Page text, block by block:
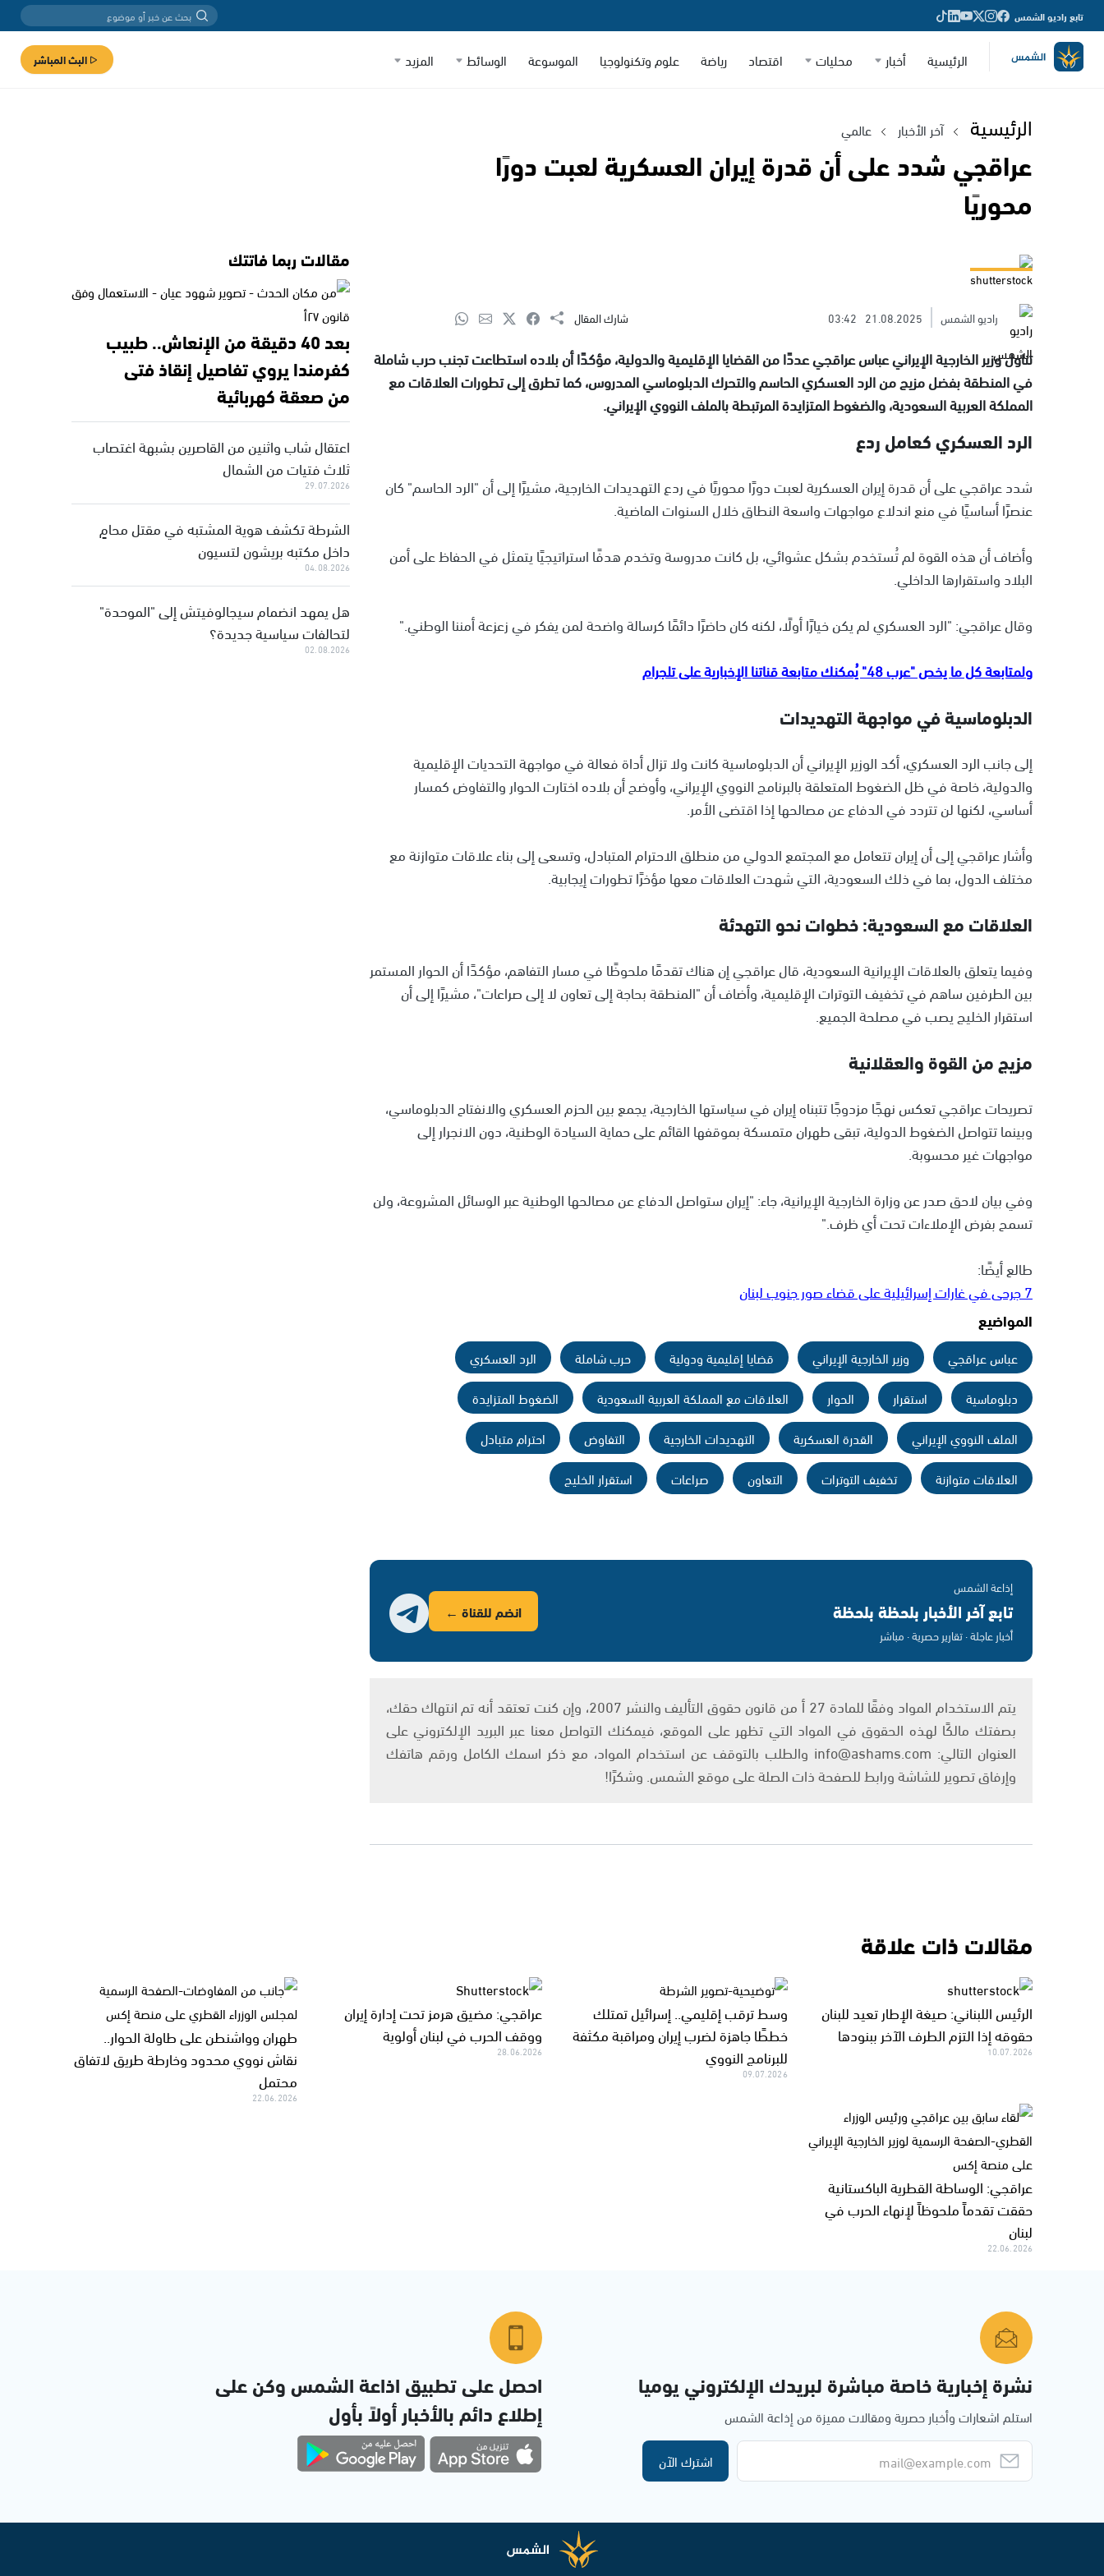
تابع راديو الشمس
الرئيسية أخبار محليات اقتصاد رياضة علوم وتكنولوجيا الموسوعة الوسائط المزيد البث المباشر
الرئيسية آخر الأخبار عالمي
عراقجي شدد على أن قدرة إيران العسكرية لعبت دورًا
محوريًا
shutterstock
راديو الشمس
21.08.2025
03:42 شارك المقال
تناول وزير الخارجية الإيراني عباس عراقجي عددًا من القضايا الإقليمية والدولية، مؤكدًا أن بلاده استطاعت تجنب حرب شاملة
في المنطقة بفضل مزيج من الرد العسكري الحاسم والتحرك الدبلوماسي المدروس، كما تطرق إلى تطورات العلاقات مع
المملكة العربية السعودية، والضغوط المتزايدة المرتبطة بالملف النووي الإيراني.
الرد العسكري كعامل ردع
شدد عراقجي على أن قدرة إيران العسكرية لعبت دورًا محوريًا في ردع التهديدات الخارجية، مشيرًا إلى أن "الرد الحاسم" كان
عنصرًا أساسيًا في منع اندلاع مواجهات واسعة النطاق خلال السنوات الماضية.
وأضاف أن هذه القوة لم تُستخدم بشكل عشوائي، بل كانت مدروسة وتخدم هدفًا استراتيجيًا يتمثل في الحفاظ على أمن
البلاد واستقرارها الداخلي.
وقال عراقجي: "الرد العسكري لم يكن خيارًا أولًا، لكنه كان حاضرًا دائمًا كرسالة واضحة لمن يفكر في زعزعة أمننا الوطني."
ولمتابعة كل ما يخص "عرب 48" يُمكنك متابعة قناتنا الإخبارية على تلجرام
الدبلوماسية في مواجهة التهديدات
إلى جانب الرد العسكري، أكد الوزير الإيراني أن الدبلوماسية كانت ولا تزال أداة فعالة في مواجهة التحديات الإقليمية
والدولية، خاصة في ظل الضغوط المتعلقة بالبرنامج النووي الإيراني، وأوضح أن بلاده اختارت الحوار والتفاوض كمسار
أساسي، لكنها لن تتردد في الدفاع عن مصالحها إذا اقتضى الأمر.
وأشار عراقجي إلى أن إيران تتعامل مع المجتمع الدولي من منطلق الاحترام المتبادل، وتسعى إلى بناء علاقات متوازنة مع
مختلف الدول، بما في ذلك السعودية، التي شهدت العلاقات معها مؤخرًا تطورات إيجابية.
العلاقات مع السعودية: خطوات نحو التهدئة
وفيما يتعلق بالعلاقات الإيرانية السعودية، قال عراقجي إن هناك تقدمًا ملحوظًا في مسار التفاهم، مؤكدًا أن الحوار المستمر
بين الطرفين ساهم في تخفيف التوترات الإقليمية، وأضاف أن "المنطقة بحاجة إلى تعاون لا إلى صراعات"، مشيرًا إلى أن
استقرار الخليج يصب في مصلحة الجميع.
مزيج من القوة والعقلانية
تصريحات عراقجي تعكس نهجًا مزدوجًا تتبناه إيران في سياستها الخارجية، يجمع بين الحزم العسكري والانفتاح الدبلوماسي،
وبينما تتواصل الضغوط الدولية، تبقى طهران متمسكة بموقفها القائم على حماية السيادة الوطنية، دون الانجرار إلى
مواجهات غير محسوبة.
وفي بيان لاحق صدر عن وزارة الخارجية الإيرانية، جاء: "إيران ستواصل الدفاع عن مصالحها الوطنية عبر الوسائل المشروعة، ولن
تسمح بفرض الإملاءات تحت أي ظرف."
طالع أيضًا:
7 جرحى في غارات إسرائيلية على قضاء صور جنوب لبنان
المواضيع
عباس عراقجي وزير الخارجية الإيراني قضايا إقليمية ودولية حرب شاملة
الرد العسكري
دبلوماسية
استقرار الحوار العلاقات مع المملكة العربية السعودية
الضغوط المتزايدة
الملف النووي الإيراني
القدرة العسكرية التهديدات الخارجية التفاوض
احترام متبادل
العلاقات متوازنة
تخفيف التوترات التعاون صراعات استقرار الخليج
إذاعة الشمس
تابع آخر الأخبار بلحظة بلحظة
أخبار عاجلة · تقارير حصرية · مباشر
انضم للقناة ←
يتم الاستخدام المواد وفقًا للمادة 27 أ من قانون حقوق التأليف والنشر 2007، وإن كنت تعتقد أنه تم انتهاك حقك،
بصفتك مالكًا لهذه الحقوق في المواد التي تظهر على الموقع، فيمكنك التواصل معنا عبر البريد الإلكتروني على
العنوان التالي: info@ashams.com والطلب بالتوقف عن استخدام المواد، مع ذكر اسمك الكامل ورقم هاتفك
وإرفاق تصوير للشاشة ورابط للصفحة ذات الصلة على موقع الشمس. وشكرًا!
مقالات ربما فاتتك
بعد 40 دقيقة من الإنعاش.. طبيب
كفرمندا يروي تفاصيل إنقاذ فتى
من صعقة كهربائية
اعتقال شاب واثنين من القاصرين بشبهة اغتصاب
ثلاث فتيات من الشمال
29.07.2026
الشرطة تكشف هوية المشتبه في مقتل محامٍ
داخل مكتبه بريشون لتسيون
04.08.2026
هل يمهد انضمام سيجالوفيتش إلى "الموحدة"
لتحالفات سياسية جديدة؟
02.08.2026
مقالات ذات علاقة
الرئيس اللبناني: صيغة الإطار تعيد للبنان
حقوقه إذا التزم الطرف الآخر ببنودها
10.07.2026
وسط ترقب إقليمي.. إسرائيل تمتلك
خططًا جاهزة لضرب إيران ومراقبة مكثفة
للبرنامج النووي
09.07.2026
عراقجي: مضيق هرمز تحت إدارة إيران
ووقف الحرب في لبنان أولوية
28.06.2026
طهران وواشنطن على طاولة الحوار..
نقاش نووي محدود وخارطة طريق لاتفاق
محتمل
22.06.2026
عراقجي: الوساطة القطرية الباكستانية
حققت تقدماً ملحوظاً لإنهاء الحرب في
لبنان
22.06.2026
نشرة إخبارية خاصة مباشرة لبريدك الإلكتروني يوميا
استلم اشعارات وأخبار حصرية ومقالات مميزة من إذاعة الشمس
اشترك الآن
احصل على تطبيق اذاعة الشمس وكن على
إطلاع دائم بالأخبار أولاً بأول